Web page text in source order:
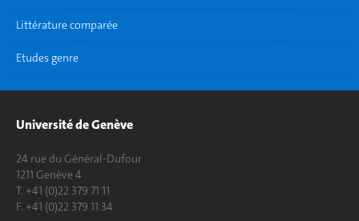
Littérature comparée
Etudes genre
Université de Genève
24 rue du Général-Dufour
1211 Genève 4
T. +41 (0)22 379 71 11
F. +41 (0)22 379 11 34